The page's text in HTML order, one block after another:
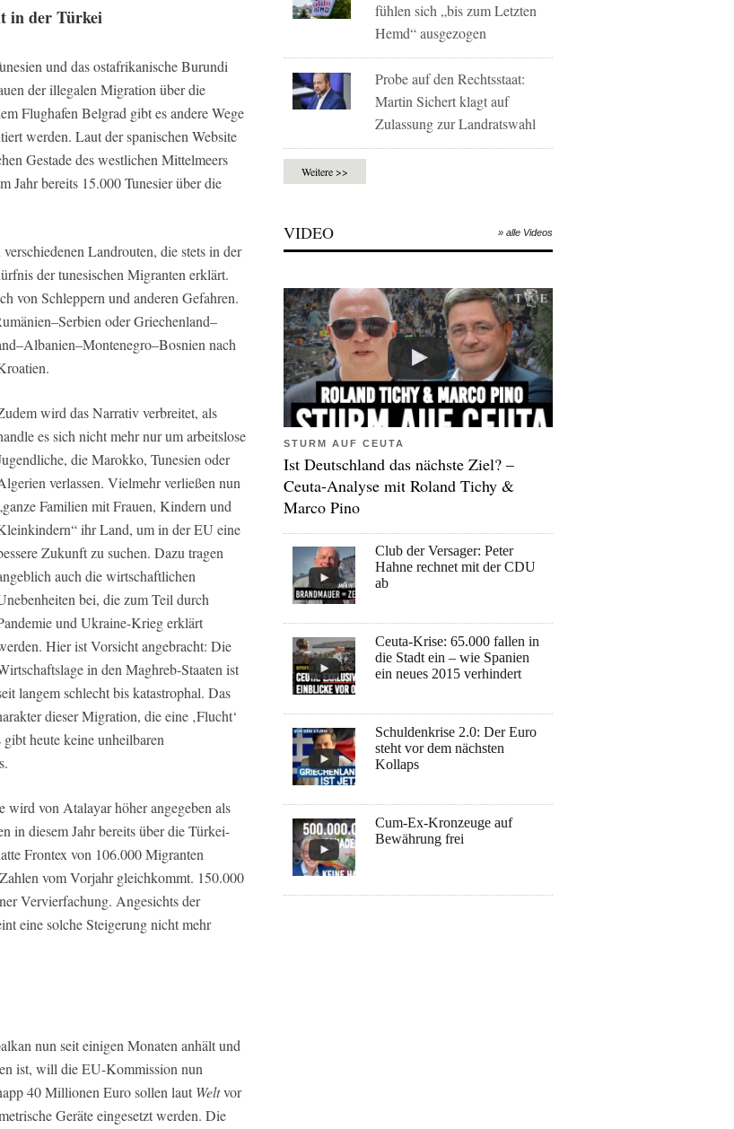
in der Türkei
und das ostafrikanische Burundi
der illegalen Migration über die
Flughafen Belgrad gibt es andere Wege
werden. Laut der spanischen Website
Gestade des westlichen Mittelmeers
Jahr bereits 15.000 Tunesier über die
Landrouten, die stets in der
der tunesischen Migranten erklärt.
von Schleppern und anderen Gefahren.
oder Griechenland–
nach
wird das Narrativ verbreitet, als
es sich nicht mehr nur um arbeitslose
die Marokko, Tunesien oder
verlassen. Vielmehr verließen nun
Familien mit Frauen, Kindern und
ihr Land, um in der EU eine
Zukunft zu suchen. Dazu tragen
auch die wirtschaftlichen
bei, die zum Teil durch
und Ukraine-Krieg erklärt
Hier ist Vorsicht angebracht: Die
in den Maghreb-Staaten ist
langem schlecht bis katastrophal. Das
dieser Migration, die eine ‚Flucht‘
heute keine unheilbaren
von Atalayar höher angegeben als
in diesem Jahr bereits über die Türkei-
Frontex von 106.000 Migranten
vom Vorjahr gleichkommt. 150.000
Vervierfachung. Angesichts der
eine solche Steigerung nicht mehr
nun seit einigen Monaten anhält und
ist, will die EU-Kommission nun
40 Millionen Euro sollen laut Weltvor
Geräte eingesetzt werden. Die
fühlen sich „bis zum Letzten
Hemd“ ausgezogen
Probe auf den Rechtsstaat:
Martin Sichert klagt auf
Zulassung zur Landratswahl
Weitere >>
VIDEO » alle Videos
STURM AUF CEUTA
Ist Deutschland das nächste Ziel? –
Ceuta-Analyse mit Roland Tichy &
Marco Pino
Club der Versager: Peter
Hahne rechnet mit der CDU
ab
Ceuta-Krise: 65.000 fallen in
die Stadt ein – wie Spanien
ein neues 2015 verhindert
Schuldenkrise 2.0: Der Euro
steht vor dem nächsten
Kollaps
Cum-Ex-Kronzeuge auf
Bewährung frei